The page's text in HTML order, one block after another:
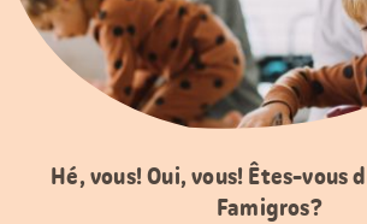
Hé, vous! Oui, vous! Êtes-vous
Famigros?